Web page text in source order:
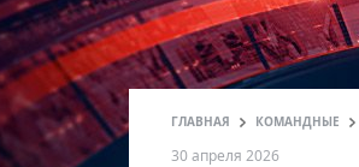
ГЛАВНАЯ КОМАНДНЫЕ
30 апреля 2026